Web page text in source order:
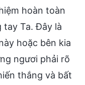
hoàn toàn
Ta. Đây là
hoặc bên kia
ngươi phải rõ
thắng và bất